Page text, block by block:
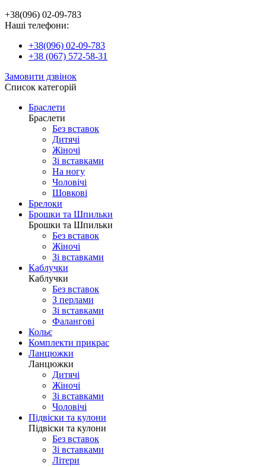
+38(096) 02-09-783
Наші телефони:
+38(096) 02-09-783
+38 (067) 572-58-31
Замовити дзвінок
Список категорій
Браслети
Браслети
Без вставок
Дитячі
Жіночі
Зі вставками
На ногу
Чоловічі
Шовковi
Брелоки
Брошки та Шпильки
Брошки та Шпильки
Без вставок
Жіночі
Зі вставками
Каблучки
Каблучки
Без вставок
З перлами
Зі вставками
Фаланговi
Кольє
Комплекти прикрас
Ланцюжки
Ланцюжки
Дитячі
Жіночі
Зі вставками
Чоловічі
Підвіски та кулони
Підвіски та кулони
Без вставок
Зі вставками
Літери